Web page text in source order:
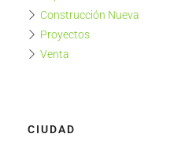
Construcción Nueva
Proyectos
Venta
CIUDAD